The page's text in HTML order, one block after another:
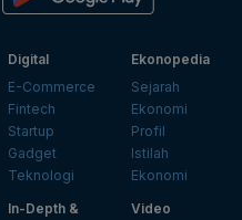
Digital
E-Commerce
Fintech
Startup
Gadget
Teknologi
Ekonopedia
Sejarah
Ekonomi
Profil
Istilah
Ekonomi
In-Depth &
Video